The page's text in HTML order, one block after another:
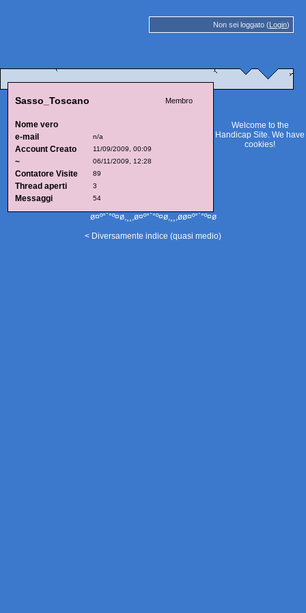
Non sei loggato (Login)
Sasso_Toscano Membro
Nome vero
e-mail
n/a
Account Creato 11/09/2009, 00:09
~ 06/11/2009, 12:28
Contatore Visite 89
Thread aperti 3
Messaggi 54
Welcome to the
Handicap Site. We have
cookies!
ø¤º°`°º¤ø,¸¸,ø¤º°`°º¤ø,¸¸,øø¤º°`°º¤ø
< Diversamente indice (quasi medio)